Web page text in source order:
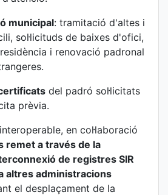
municipal: tramitació d'altes i
sol·licituds de baixes d'ofici,
i renovació padronal
del padró sol·licitats
prèvia.
en col·laboració
remet a través de la
de registres SIR
altres administracions
el desplaçament de la